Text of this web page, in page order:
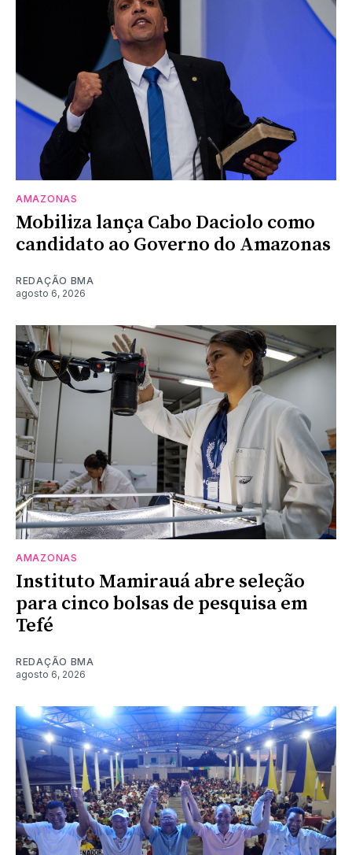
AMAZONAS
Mobiliza lança Cabo Daciolo como
candidato ao Governo do Amazonas
REDAÇÃO BMA
agosto 6, 2026
AMAZONAS
Instituto Mamirauá abre seleção
para cinco bolsas de pesquisa em
Tefé
REDAÇÃO BMA
agosto 6, 2026